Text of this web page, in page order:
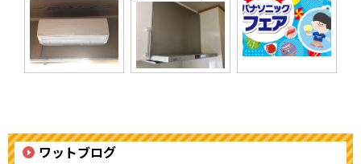
ワットブログ